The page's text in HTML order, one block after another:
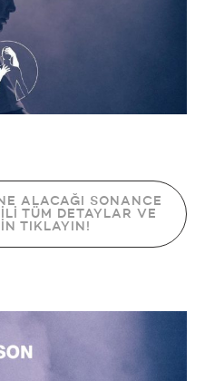
ALACAĞI SONANCE
TÜM DETAYLAR VE
TIKLAYIN!